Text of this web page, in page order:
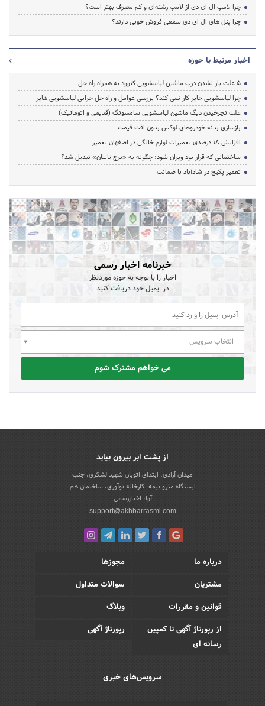
چرا لامپ ال ای دی از لامپ رشته‌ای و کم مصرف بهتر است؟
چرا پنل های ال ای دی سقفی فروش خوبی دارند؟
اخبار مرتبط با حوزه
5 علت باز نشدن درب ماشین لباسشویی کنوود به همراه راه حل
چرا لباسشویی حایر کار نمی کند؟ بررسی عوامل و راه حل خرابی لباسشویی هایر
علت نچرخیدن دیگ ماشین لباسشویی سامسونگ (قدیمی و اتوماتیک)
بازسازی بدنه خودروهای لوکس بدون افت قیمت
افزایش ۱۸ درصدی تعمیرات لوازم خانگی در اصفهان تعمیر
ساختمانی که قرار بود ویران شود؛ چگونه به «برج تایتان» تبدیل شد؟
تعمیر پکیج در شادآباد با ضمانت
خبرنامه اخبار رسمی
اخبار را با توجه به حوزه موردنظر
در ایمیل خود دریافت کنید
انتخاب سرویس
می خواهم مشترک شوم
از پشت ابر بیرون بیاید
میدان آزادی، ابتدای اتوبان شهید لشکری، جنب
ایستگاه مترو بیمه، کارخانه نوآوری، ساختمان هم
آوا، اخباررسمی
support@akhbarrasmi.com
درباره ما
مجوزها
مشتریان
سوالات متداول
قوانین و مقررات
وبلاگ
از رپورتاژ آگهی تا کمپین
رسانه ای
رپورتاژ آگهی
سرویس‌های خبری